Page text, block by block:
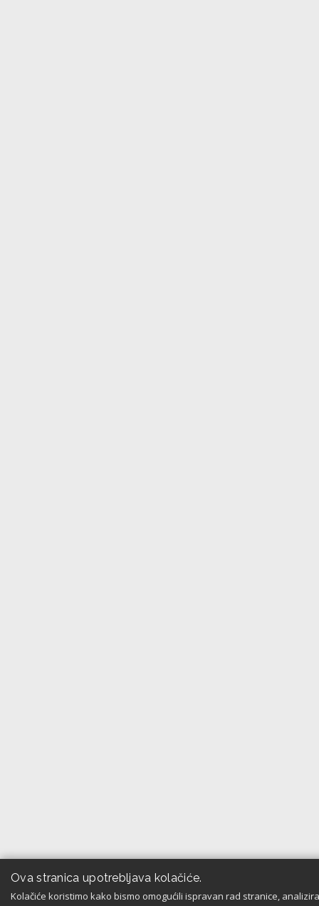
Ova stranica upotrebljava kolačiće.
Kolačiće koristimo kako bismo omogućili ispravan rad stranice,